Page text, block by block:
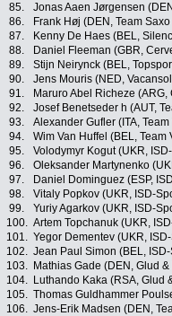
85.
Jonas Aaen Jørgensen
86.
Frank Høj (DEN, Team
87.
Kenny De Haes (BEL,
88.
Daniel Fleeman (GBR,
89.
Stijn Neirynck (BEL,
90.
Jens Mouris (NED,
91.
Maruro Abel Richeze
92.
Josef Benetseder h (AUT,
93.
Alexander Gufler (ITA,
94.
Wim Van Huffel (BEL,
95.
Volodymyr Kogut (UKR,
96.
Oleksander Martynenko
97.
Daniel Dominguez (ESP,
98.
Vitaly Popkov (UKR, ISD-
99.
Yuriy Agarkov (UKR, ISD-
100. Artem Topchanuk (UKR,
101. Yegor Dementev (UKR,
102. Jean Paul Simon (BEL,
103.
Mathias Gade (DEN, Glud
104.
Luthando Kaka (RSA, Glud
105. Thomas Guldhammer
106. Jens-Erik Madsen (DEN,